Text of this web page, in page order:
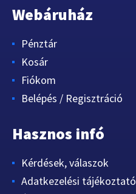
Webáruház
Pénztár
Kosár
Fiókom
Belépés / Regisztráció
Hasznos infó
Kérdések, válaszok
Adatkezelési tájékoztató